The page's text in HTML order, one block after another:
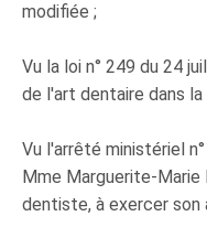
modifiée ;
Vu la loi n° 249 du 24
de l'art dentaire dans
Vu l'arrêté ministériel
Mme Marguerite-Marie
dentiste, à exercer son